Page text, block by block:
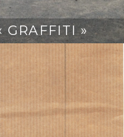
GRAFFITI »